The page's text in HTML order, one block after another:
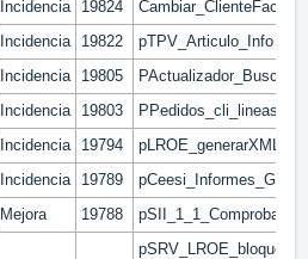
Incidencia 19824
Cambiar_ClienteFact
Incidencia 19822
pTPV_Articulo_Info
Incidencia 19805
Incidencia 19803
Incidencia 19794
Incidencia 19789
Mejora 19788